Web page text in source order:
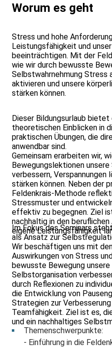
Worum es geht
Stress und hohe
Leistungsfähigkeit und
beeinträchtigen. Mit der
wie wir durch bewusste
Selbstwahrnehmung Stress
aktivieren und unsere
stärken können.
Dieser Bildungsurlaub bietet
theoretischen Einblicken in
praktischen Übungen, die
anwendbar sind.
Gemeinsam erarbeiten wir,
Bewegungslektionen
verbessern, Verspannungen
stärken können. Neben der
Feldenkrais-Methode
Stressmuster und
effektiv zu begegnen. Ziel
nachhaltig in den
eigene Leistungsfähigkeit
Im Fokus des Seminars
als Ansatz zur
Wir beschäftigen uns mit
Auswirkungen von Stress
bewusste Bewegung unsere
Selbstorganisation
durch Reflexionen zu
die Entwicklung von
Strategien zur
Teamfähigkeit. Ziel ist es,
und ein nachhaltiges
Themenschwerpunkte:
- Einführung in die